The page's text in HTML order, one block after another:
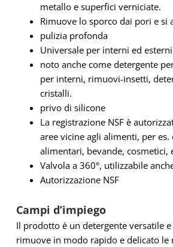
metallo e superfici verniciate.
Rimuove lo sporco dai pori e si
pulizia profonda
Universale per interni ed esterni
noto anche come detergente
per interni, rimuovi-insetti,
cristalli.
privo di silicone
La registrazione NSF è
aree vicine agli alimenti, per
alimentari, bevande, cosmetici,
Valvola a 360°, utilizzabile
Autorizzazione NSF
Campi d’impiego
Il prodotto è un detergente versatile
rimuove in modo rapido e delicato le